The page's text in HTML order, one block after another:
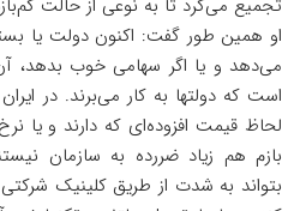
تجمیع می‌کرد تا به نوعی از حالت
او همین طور گفت: اکنون دولت یا
می‌دهد و یا اگر سهامی خوب بدهد،
است که دولتها به کار می‌برند. در
لحاظ قیمت افزوده‌ای که دارند و یا
بازم هم زیاد ضررده به سازمان
بتواند به شدت از طریق کلینیک شرکتی